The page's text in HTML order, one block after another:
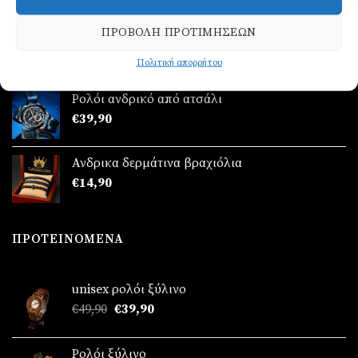
ΠΡΟΒΟΛΉ ΠΡΟΤΙΜΉΣΕΩΝ
Πολιτική απορρήτου
Ρολόι ανδρικό από ατσάλι
Βαθμολογήθηκε
από 5
Ρολόι ανδρικό από ατσάλι
€39,90
Ανδρικα δερμάτινα βραχιόλια
€14,90
ΠΡΟΤΕΙΝΌΜΕΝΑ
unisex ρολόι ξύλινο
€49,90 Original
was:
€39,90Η
τιμή
Ρολόι ξύλινο